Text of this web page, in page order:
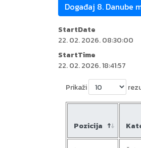
Događaj 8. Danube
StartDate
22. 02. 2026. 08:30:00
StartTime
22. 02. 2026. 18:41:57
Prikaži
Pozicija